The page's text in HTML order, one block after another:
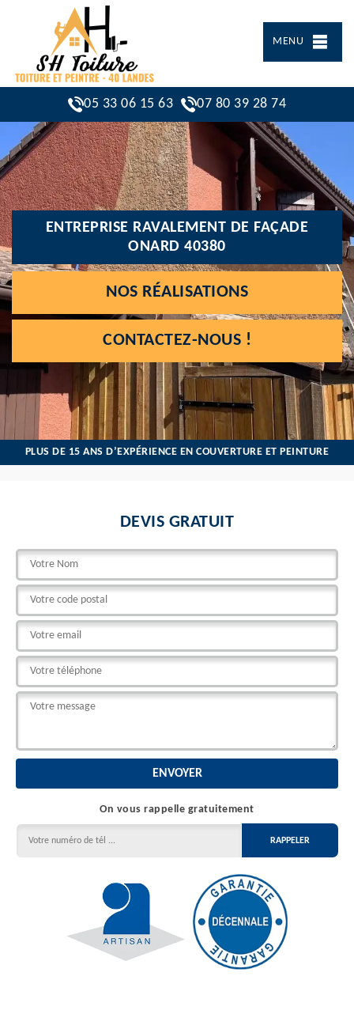
MENU
05 33 06 15 63 07 80 39 28 74
ENTREPRISE RAVALEMENT DE FAÇADE
ONARD 40380
NOS RÉALISATIONS
CONTACTEZ-NOUS !
PLUS DE 15 ANS D’EXPÉRIENCE EN COUVERTURE ET PEINTURE
DEVIS GRATUIT
On vous rappelle gratuitement